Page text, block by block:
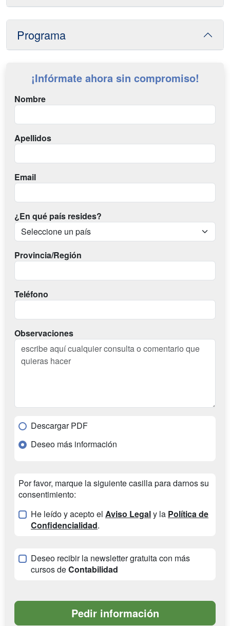
Programa
¡Infórmate ahora sin compromiso!
Nombre
Apellidos
Email
¿En qué país resides?
Provincia/Región
Teléfono
Observaciones
Descargar PDF
Deseo más información
Por favor, marque la siguiente casilla para darnos su
consentimiento:
He leído y acepto el Aviso Legaly la Política de
Confidencialidad.
Deseo recibir la newsletter gratuita con más
cursos deContabilidad